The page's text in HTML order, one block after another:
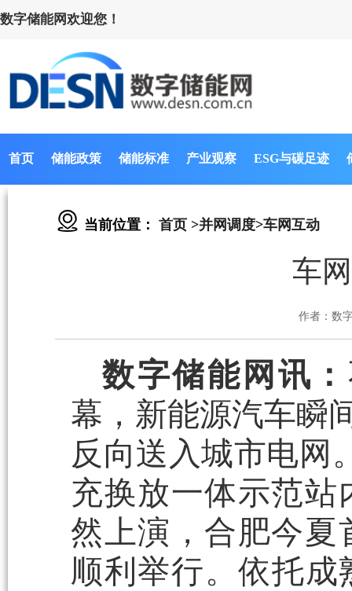
数字储能网欢迎您！
首页 储能政策 储能标准 产业观察 ESG与碳足迹
当前位置： 首页 >并网调度>车网互动
车
作者：数
数字储能网讯：
幕，新能源汽车瞬
反向送入城市电网
充换放一体示范
然上演，合肥今夏
顺利举行。依托